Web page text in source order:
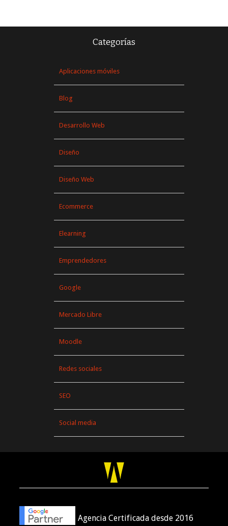
Categorías
Aplicaciones móviles
Blog
Desarrollo Web
Diseño
Diseño Web
Ecommerce
Elearning
Emprendedores
Google
Mercado Libre
Moodle
Redes sociales
SEO
Social media
Agencia Certificada desde 2016